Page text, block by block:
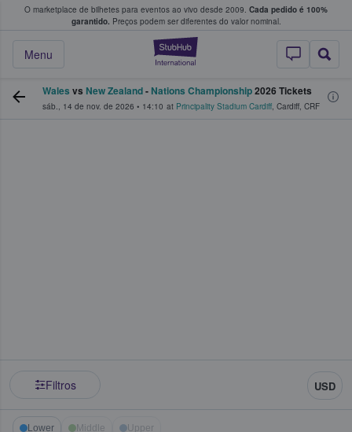
O marketplace de bilhetes para eventos ao vivo desde 2009. Cada pedido é 100%
garantido. Preços podem ser diferentes do valor nominal.
StubHub – onde
Menu
fãs compram e vendem bilhetes
Wales vs New Zealand- Nations Championship2026 Tickets
sáb., 14 de nov. de 2026 • 14:10 at Principality Stadium Cardiff, Cardiff, CRF
Filtros USD
Lower Middle Upper